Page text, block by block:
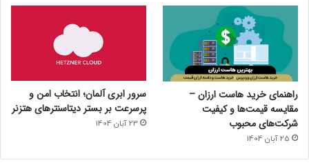
راهنمای خرید هاست ارزان –
مقایسه قیمت‌ها و کیفیت
شرکت‌های محبوب
25 آبان 1404
سرور ابری آلمان؛ انتخاب امن و
پرسرعت بر بستر دیتاسنترهای هتزنر
23 آبان 1404